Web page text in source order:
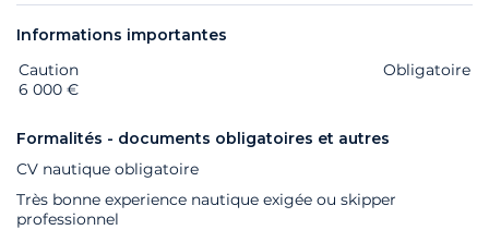
Informations importantes
Extras Statut
Caution
Obligatoire
6 000 €
Formalités - documents obligatoires et autres
CV nautique obligatoire
Très bonne experience nautique exigée ou skipper
professionnel